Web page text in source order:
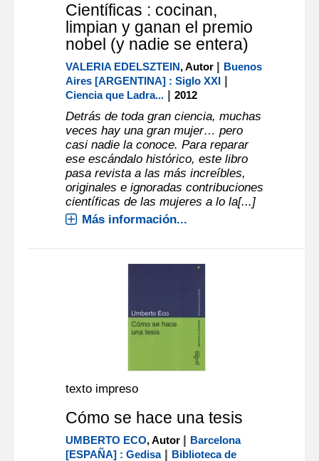
Científicas : cocinan,
limpian y ganan el premio
nobel (y nadie se entera)
VALERIA EDELSZTEIN, Autor | Buenos
Aires [ARGENTINA] : Siglo XXI |
Ciencia que Ladra... |2012
Detrás de toda gran ciencia, muchas
veces hay una gran mujer… pero
casi nadie la conoce. Para reparar
ese escándalo histórico, este libro
pasa revista a las más increíbles,
originales e ignoradas contribuciones
científicas de las mujeres a lo la[...]
Más información...
texto impreso
Cómo se hace una tesis
UMBERTO ECO, Autor | Barcelona
[ESPAÑA] : Gedisa| Biblioteca de